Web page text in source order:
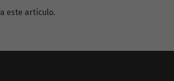
este artículo.